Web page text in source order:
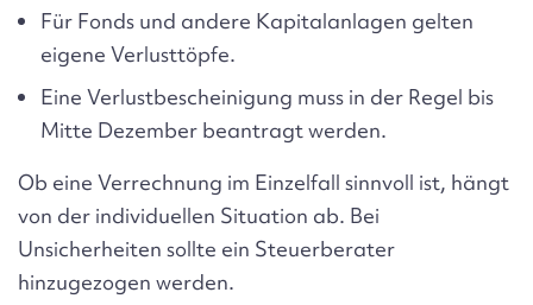
Für Fonds und andere Kapitalanlagen gelten
eigene Verlusttöpfe.
Eine Verlustbescheinigung muss in der Regel bis
Mitte Dezember beantragt werden.
Ob eine Verrechnung im Einzelfall sinnvoll ist, hängt
von der individuellen Situation ab. Bei
Unsicherheiten sollte ein Steuerberater
hinzugezogen werden.